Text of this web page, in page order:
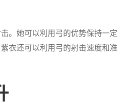
。她可以利用弓的优势保持一定
衣还可以利用弓的射击速度和准